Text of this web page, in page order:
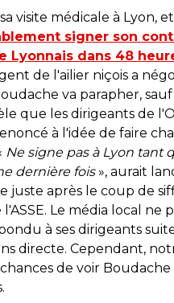
visite médicale à Lyon,
signer son
Lyonnais dans 48
de l'ailier niçois a
va parapher,
que les dirigeants de
à l'idée de faire
Ne signe pas à Lyon tant
dernière fois», aurait
juste après le coup de
Le média local ne
à ses dirigeants
directe. Cependant,
de voir Boudache